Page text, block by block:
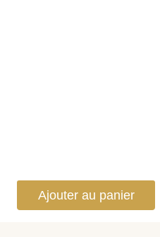
Ajouter au panier